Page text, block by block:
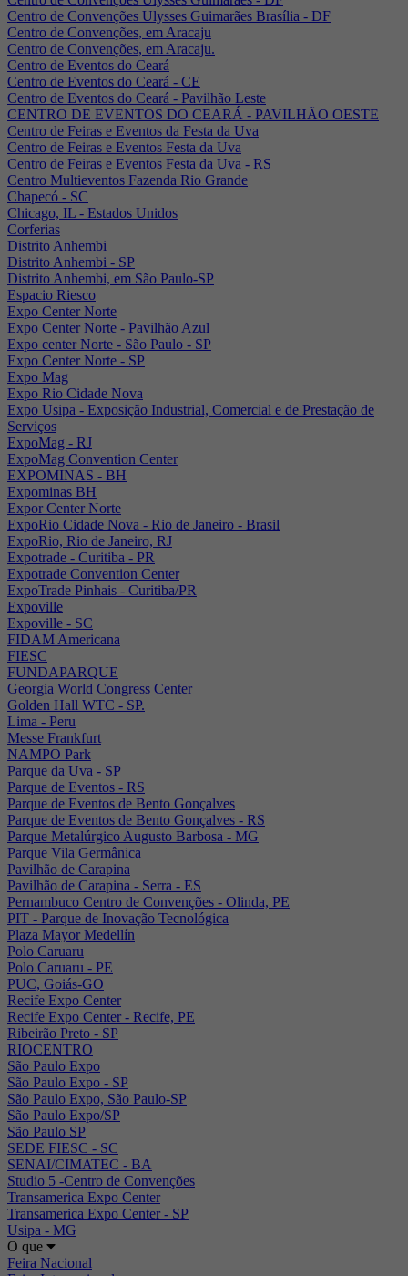
Centro de Convenções Ulysses Guimarães Brasília - DF
Centro de Convenções, em Aracaju
Centro de Convenções, em Aracaju.
Centro de Eventos do Ceará
Centro de Eventos do Ceará - CE
Centro de Eventos do Ceará - Pavilhão Leste
CENTRO DE EVENTOS DO CEARÁ - PAVILHÃO OESTE
Centro de Feiras e Eventos da Festa da Uva
Centro de Feiras e Eventos Festa da Uva
Centro de Feiras e Eventos Festa da Uva - RS
Centro Multieventos Fazenda Rio Grande
Chapecó - SC
Chicago, IL - Estados Unidos
Corferias
Distrito Anhembi
Distrito Anhembi - SP
Distrito Anhembi, em São Paulo-SP
Espacio Riesco
Expo Center Norte
Expo Center Norte - Pavilhão Azul
Expo center Norte - São Paulo - SP
Expo Center Norte - SP
Expo Mag
Expo Rio Cidade Nova
Expo Usipa - Exposição Industrial, Comercial e de Prestação de
Serviços
ExpoMag - RJ
ExpoMag Convention Center
EXPOMINAS - BH
Expominas BH
Expor Center Norte
ExpoRio Cidade Nova - Rio de Janeiro - Brasil
ExpoRio, Rio de Janeiro, RJ
Expotrade - Curitiba - PR
Expotrade Convention Center
ExpoTrade Pinhais - Curitiba/PR
Expoville
Expoville - SC
FIDAM Americana
FIESC
FUNDAPARQUE
Georgia World Congress Center
Golden Hall WTC - SP.
Lima - Peru
Messe Frankfurt
NAMPO Park
Parque da Uva - SP
Parque de Eventos - RS
Parque de Eventos de Bento Gonçalves
Parque de Eventos de Bento Gonçalves - RS
Parque Metalúrgico Augusto Barbosa - MG
Parque Vila Germânica
Pavilhão de Carapina
Pavilhão de Carapina - Serra - ES
Pernambuco Centro de Convenções - Olinda, PE
PIT - Parque de Inovação Tecnológica
Plaza Mayor Medellín
Polo Caruaru
Polo Caruaru - PE
PUC, Goiás-GO
Recife Expo Center
Recife Expo Center - Recife, PE
Ribeirão Preto - SP
RIOCENTRO
São Paulo Expo
São Paulo Expo - SP
São Paulo Expo, São Paulo-SP
São Paulo Expo/SP
São Paulo SP
SEDE FIESC - SC
SENAI/CIMATEC - BA
Studio 5 -Centro de Convenções
Transamerica Expo Center
Transamerica Expo Center - SP
Usipa - MG
O que
Feira Nacional